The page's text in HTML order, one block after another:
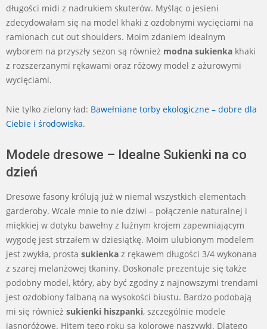
długości midi z nadrukiem skuterów. Myśląc o jesieni
zdecydowałam się na model khaki z ozdobnymi wycięciami na
ramionach cut out shoulders. Moim zdaniem idealnym
wyborem na przyszły sezon są również modna sukienka khaki
z rozszerzanymi rękawami oraz różowy model z ażurowymi
wycięciami.
Nie tylko zielony ład: Bawełniane torby ekologiczne – dobre dla
Ciebie i środowiska.
Modele dresowe – Idealne Sukienki na co
dzień
Dresowe fasony królują już w niemal wszystkich elementach
garderoby. Wcale mnie to nie dziwi – połączenie naturalnej i
miękkiej w dotyku bawełny z luźnym krojem zapewniającym
wygodę jest strzałem w dziesiątkę. Moim ulubionym modelem
jest zwykła, prosta sukienka z rękawem długości 3/4 wykonana
z szarej melanżowej tkaniny. Doskonale prezentuje się także
podobny model, który, aby być zgodny z najnowszymi trendami
jest ozdobiony falbaną na wysokości biustu. Bardzo podobają
mi się również sukienki hiszpanki, szczególnie modele
jasnoróżowe. Hitem tego roku są kolorowe naszywki. Dlatego